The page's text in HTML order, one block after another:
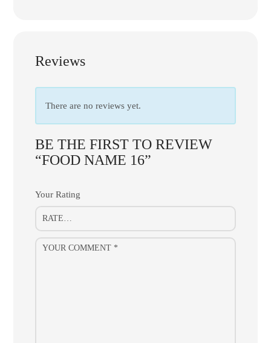
Reviews
There are no reviews yet.
BE THE FIRST TO REVIEW
“FOOD NAME 16”
Your Rating